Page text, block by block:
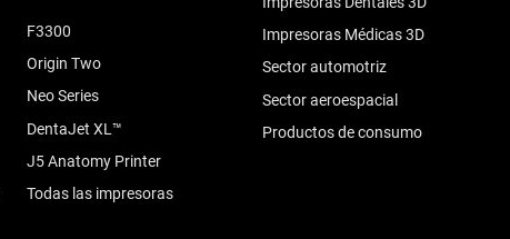
F3300
Origin Two
Neo Series
DentaJet XL™
J5 Anatomy Printer
Todas las impresoras
Impresoras Médicas 3D
Sector automotriz
Sector aeroespacial
Productos de consumo